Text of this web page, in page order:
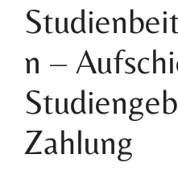
n –
Zahlung